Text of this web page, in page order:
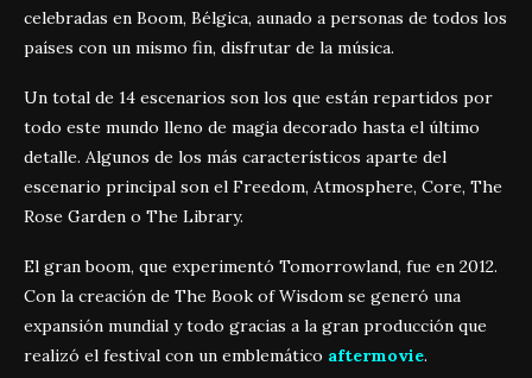
celebradas en Boom, Bélgica, aunado a personas de todos los
países con un mismo fin, disfrutar de la música.
Un total de 14 escenarios son los que están repartidos por
todo este mundo lleno de magia decorado hasta el último
detalle. Algunos de los más característicos aparte del
escenario principal son el Freedom, Atmosphere, Core, The
Rose Garden o The Library.
El gran boom, que experimentó Tomorrowland, fue en 2012.
Con la creación de The Book of Wisdom se generó una
expansión mundial y todo gracias a la gran producción que
realizó el festival con un emblemático aftermovie.